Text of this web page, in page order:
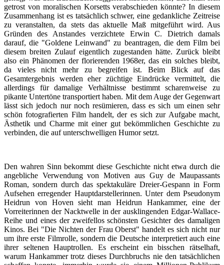
getrost von moralischen Korsetts verabschieden könnte? In diesem
Zusammenhang ist es tatsächlich schwer, eine gedankliche Zeitreise
zu veranstalten, da stets das aktuelle Maß mitgeführt wird. Aus
Gründen des Anstandes verzichtete Erwin C. Dietrich damals
darauf, die "Goldene Leinwand" zu beantragen, die dem Film bei
diesem breiten Zulauf eigentlich zugestanden hätte. Zurück bleibt
also ein Phänomen der florierenden 1968er, das ein solches bleibt,
da vieles nicht mehr zu begreifen ist. Beim Blick auf das
Gesamtergebnis werden eher züchtige Eindrücke vermittelt, die
allerdings für damalige Verhältnisse bestimmt scharenweise zu
pikante Untertöne transportiert haben. Mit dem Auge der Gegenwart
lässt sich jedoch nur noch resümieren, dass es sich um einen sehr
schön fotografierten Film handelt, der es sich zur Aufgabe macht,
Ästhetik und Charme mit einer gut bekömmlichen Geschichte zu
verbinden, die auf unterschwelligen Humor setzt.
Den wahren Sinn bekommt diese Geschichte nicht etwa durch die
angebliche Verwendung von Motiven aus Guy de Maupassants
Roman, sondern durch das spektakuläre Dreier-Gespann in Form
Aufsehen erregender Hauptdarstellerinnen. Unter dem Pseudonym
Heidrun von Hoven sieht man Heidrun Hankammer, eine der
Vorreiterinnen der Nacktwelle in der ausklingenden Edgar-Wallace-
Reihe und eines der zweifellos schönsten Gesichter des damaligen
Kinos. Bei "Die Nichten der Frau Oberst" handelt es sich nicht nur
um ihre erste Filmrolle, sondern die Deutsche interpretiert auch eine
ihrer seltenen Hauptrollen. Es erscheint ein bisschen rätselhaft,
warum Hankammer trotz dieses Durchbruchs nie den tatsächlichen